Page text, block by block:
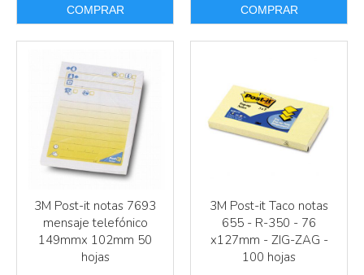
COMPRAR COMPRAR
3M Post-it notas 7693
mensaje telefónico
149mmx 102mm 50
hojas
3M Post-it Taco notas
655 - R-350 - 76
x127mm - ZIG-ZAG -
100 hojas
Más info Más info